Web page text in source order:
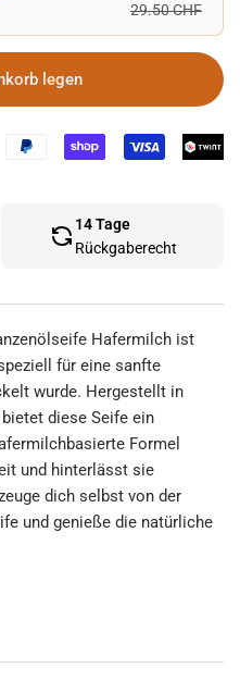
29.50 CHF
legen
14 Tage
Rückgaberecht
Hafermilch ist
für eine sanfte
wurde. Hergestellt in
diese Seife ein
Formel
und hinterlässt sie
dich selbst von der
und genieße die natürliche